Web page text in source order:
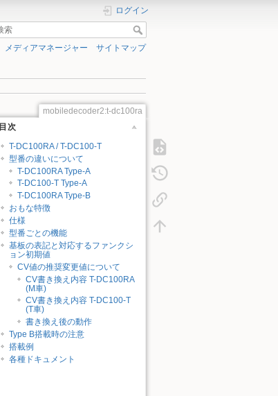
ログイン
メディアマネージャー サイトマップ
mobiledecoder2:t-dc100ra
目次
T-DC100RA / T-DC100-T
型番の違いについて
T-DC100RA Type-A
T-DC100-T Type-A
T-DC100RA Type-B
おもな特徴
仕様
型番ごとの機能
基板の表記と対応するファンクシ
ョン初期値
CV値の推奨変更値について
CV書き換え内容 T-DC100RA
(M車)
CV書き換え内容 T-DC100-T
(T車)
書き換え後の動作
Type B搭載時の注意
搭載例
各種ドキュメント